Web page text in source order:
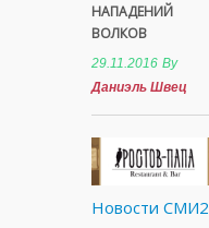
НАПАДЕНИЙ
ВОЛКОВ
29.11.2016 By
Даниэль Швец
Новости СМИ2